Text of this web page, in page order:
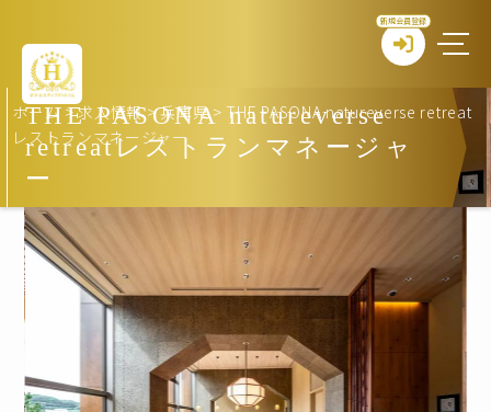
新規会員登録
THE PASONA natureverse
retreatレストランマネージャ
ー
ホーム>求人情報>兵庫県> THE PASONA natureverse retreat
レストランマネージャー